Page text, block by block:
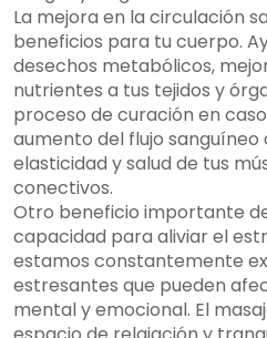
La mejora en la circulación
beneficios para tu cuerpo.
desechos metabólicos,
nutrientes a tus tejidos y
proceso de curación en
aumento del flujo
elasticidad y salud de tus
conectivos.
Otro beneficio importante
capacidad para aliviar el
estamos constantemente
estresantes que pueden
mental y emocional. El